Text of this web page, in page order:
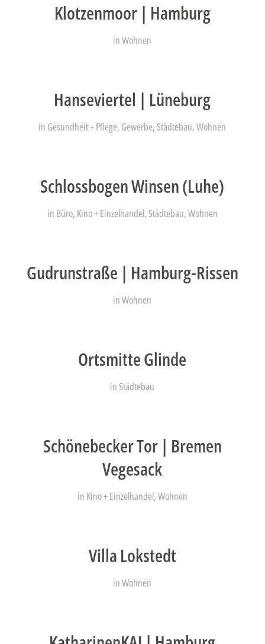
Klotzenmoor | Hamburg
inWohnen
Hanseviertel | Lüneburg
in Gesundheit + Pflege, Gewerbe,Städtebau,Wohnen
Schlossbogen Winsen (Luhe)
in Büro, Kino + Einzelhandel,Städtebau,Wohnen
Gudrunstraße | Hamburg-Rissen
inWohnen
Ortsmitte Glinde
inStädtebau
Schönebecker Tor | Bremen
Vegesack
in Kino + Einzelhandel,Wohnen
Villa Lokstedt
inWohnen